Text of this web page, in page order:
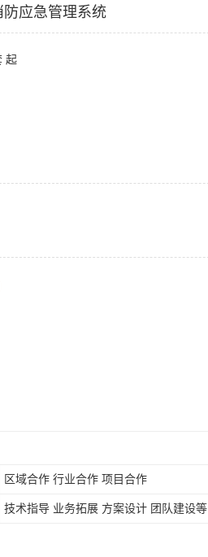
应急管理系统
起
区域合作 行业合作 项目合作
技术指导 业务拓展 方案设计 团队建设等